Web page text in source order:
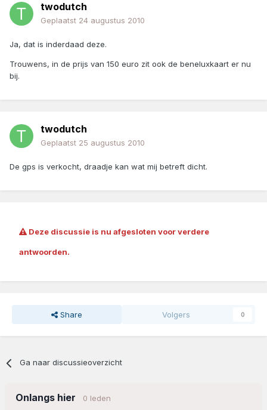
twodutch
Geplaatst 24 augustus 2010
Ja, dat is inderdaad deze.
Trouwens, in de prijs van 150 euro zit ook de beneluxkaart er nu
bij.
twodutch
Geplaatst 25 augustus 2010
De gps is verkocht, draadje kan wat mij betreft dicht.
Deze discussie is nu afgesloten voor verdere
antwoorden.
Share Volgers 0
Ga naar discussieoverzicht
Onlangs hier 0 leden